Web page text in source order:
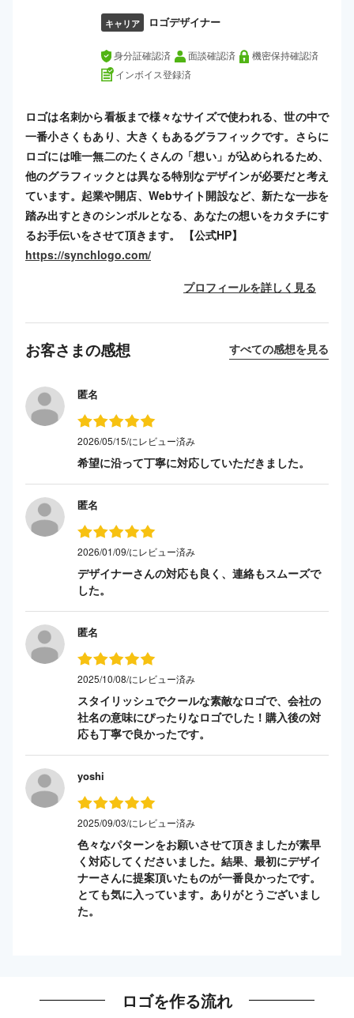
キャリア ロゴデザイナー
身分証確認済 面談確認済
機密保持確認済
インボイス登録済
ロゴは名刺から看板まで様々なサイズで使われる、世の中で
一番小さくもあり、大きくもあるグラフィックです。さらに
ロゴには唯一無二のたくさんの「想い」が込められるため、
他のグラフィックとは異なる特別なデザインが必要だと考え
ています。起業や開店、Webサイト開設など、新たな一歩を
踏み出すときのシンボルとなる、あなたの想いをカタチにす
るお手伝いをさせて頂きます。 【公式HP】
https://synchlogo.com/
プロフィールを詳しく見る
お客さまの感想 すべての感想を見る
匿名
2026/05/15/にレビュー済み
希望に沿って丁寧に対応していただきました。
匿名
2026/01/09/にレビュー済み
デザイナーさんの対応も良く、連絡もスムーズで
した。
匿名
2025/10/08/にレビュー済み
スタイリッシュでクールな素敵なロゴで、会社の
社名の意味にぴったりなロゴでした！購入後の対
応も丁寧で良かったです。
yoshi
2025/09/03/にレビュー済み
色々なパターンをお願いさせて頂きましたが素早
く対応してくださいました。結果、最初にデザイ
ナーさんに提案頂いたものが一番良かったです。
とても気に入っています。ありがとうございまし
た。
ロゴを作る流れ